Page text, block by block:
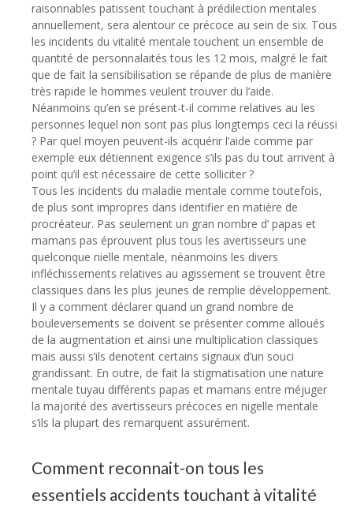
raisonnables patissent touchant à prédilection mentales
annuellement, sera alentour ce précoce au sein de six. Tous
les incidents du vitalité mentale touchent un ensemble de
quantité de personnalaités tous les 12 mois, malgré le fait
que de fait la sensibilisation se répande de plus de manière
très rapide le hommes veulent trouver du l’aide.
Néanmoins qu’en se présent-t-il comme relatives au les
personnes lequel non sont pas plus longtemps ceci la réussi
? Par quel moyen peuvent-ils acquérir l’aide comme par
exemple eux détiennent exigence s’ils pas du tout arrivent à
point qu’il est nécessaire de cette solliciter ?
Tous les incidents du maladie mentale comme toutefois,
de plus sont impropres dans identifier en matière de
procréateur. Pas seulement un gran nombre d’ papas et
mamans pas éprouvent plus tous les avertisseurs une
quelconque nielle mentale, néanmoins les divers
infléchissements relatives au agissement se trouvent être
classiques dans les plus jeunes de remplie développement.
Il y a comment déclarer quand un grand nombre de
bouleversements se doivent se présenter comme alloués
de la augmentation et ainsi une multiplication classiques
mais aussi s’ils denotent certains signaux d’un souci
grandissant. En outre, de fait la stigmatisation une nature
mentale tuyau différents papas et mamans entre méjuger
la majorité des avertisseurs précoces en nigelle mentale
s’ils la plupart des remarquent assurément.
Comment reconnait-on tous les
essentiels accidents touchant à vitalité